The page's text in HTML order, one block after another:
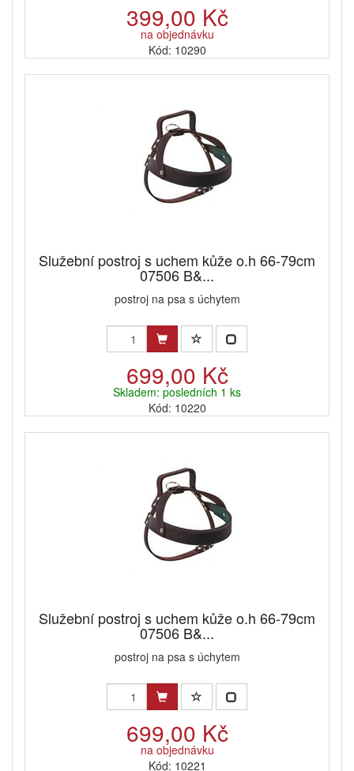
399,00 Kč
na objednávku
Kód: 10290
Služební postroj s uchem kůže o.h 66-79cm
07506 B&...
postroj na psa s úchytem
699,00 Kč
Skladem: posledních 1 ks
Kód: 10220
Služební postroj s uchem kůže o.h 66-79cm
07506 B&...
postroj na psa s úchytem
699,00 Kč
na objednávku
Kód: 10221